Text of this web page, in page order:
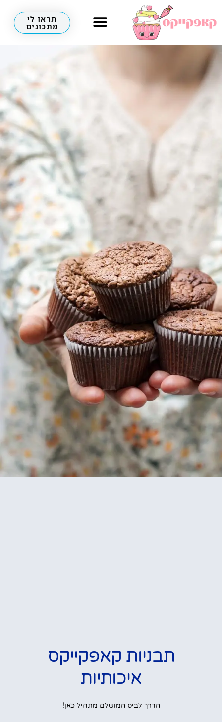
תראו לי
מתכונים
תבניות קאפקייקס
איכותיות
הדרך לביס המושלם מתחיל כאן!